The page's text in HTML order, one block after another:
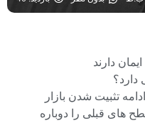
دارند
دارد؟
تثبیت شدن بازار
های قبلی را دوباره